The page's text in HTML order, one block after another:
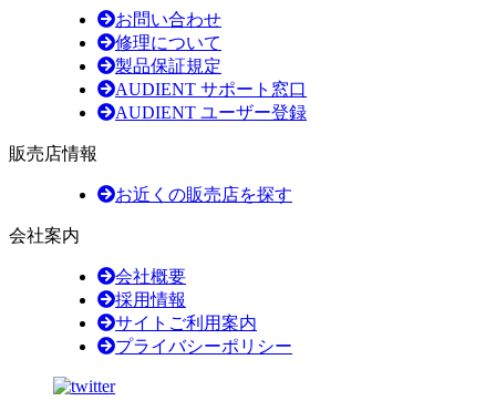
お問い合わせ
修理について
製品保証規定
AUDIENT サポート窓口
AUDIENT ユーザー登録
販売店情報
お近くの販売店を探す
会社案内
会社概要
採用情報
サイトご利用案内
プライバシーポリシー